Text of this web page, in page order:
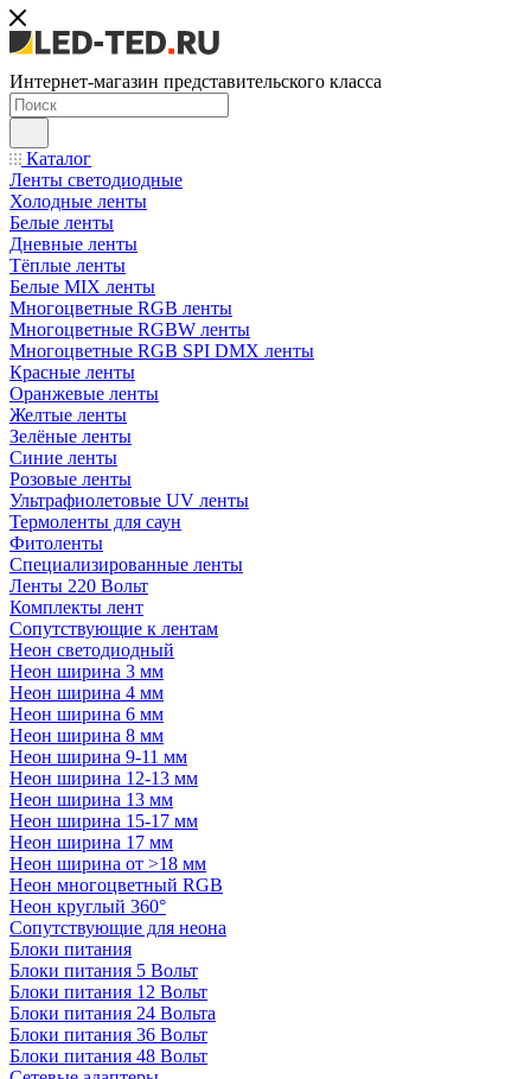
Интернет-магазин представительского класса
Каталог
Ленты светодиодные
Холодные ленты
Белые ленты
Дневные ленты
Тёплые ленты
Белые MIX ленты
Многоцветные RGB ленты
Многоцветные RGBW ленты
Многоцветные RGB SPI DMX ленты
Красные ленты
Оранжевые ленты
Желтые ленты
Зелёные ленты
Синие ленты
Розовые ленты
Ультрафиолетовые UV ленты
Термоленты для саун
Фитоленты
Специализированные ленты
Ленты 220 Вольт
Комплекты лент
Сопутствующие к лентам
Неон светодиодный
Неон ширина 3 мм
Неон ширина 4 мм
Неон ширина 6 мм
Неон ширина 8 мм
Неон ширина 9-11 мм
Неон ширина 12-13 мм
Неон ширина 13 мм
Неон ширина 15-17 мм
Неон ширина 17 мм
Неон ширина от >18 мм
Неон многоцветный RGB
Неон круглый 360°
Сопутствующие для неона
Блоки питания
Блоки питания 5 Вольт
Блоки питания 12 Вольт
Блоки питания 24 Вольта
Блоки питания 36 Вольт
Блоки питания 48 Вольт